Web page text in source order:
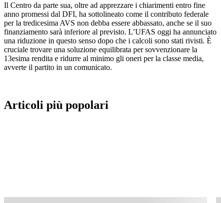
Il Centro da parte sua, oltre ad apprezzare i chiarimenti entro fine
anno promessi dal DFI, ha sottolineato come il contributo federale
per la tredicesima AVS non debba essere abbassato, anche se il suo
finanziamento sarà inferiore al previsto. L’UFAS oggi ha annunciato
una riduzione in questo senso dopo che i calcoli sono stati rivisti. È
cruciale trovare una soluzione equilibrata per sovvenzionare la
13esima rendita e ridurre al minimo gli oneri per la classe media,
avverte il partito in un comunicato.
Articoli più popolari